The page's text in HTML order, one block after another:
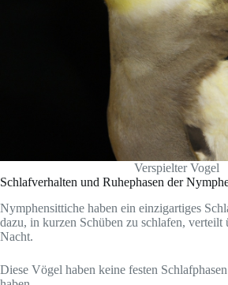
Verspielter Vogel
Schlafverhalten und Ruhephasen der
Nymphensittiche haben ein einzigartiges
dazu, in kurzen Schüben zu schlafen, verteilt
Nacht.
Diese Vögel haben keine festen